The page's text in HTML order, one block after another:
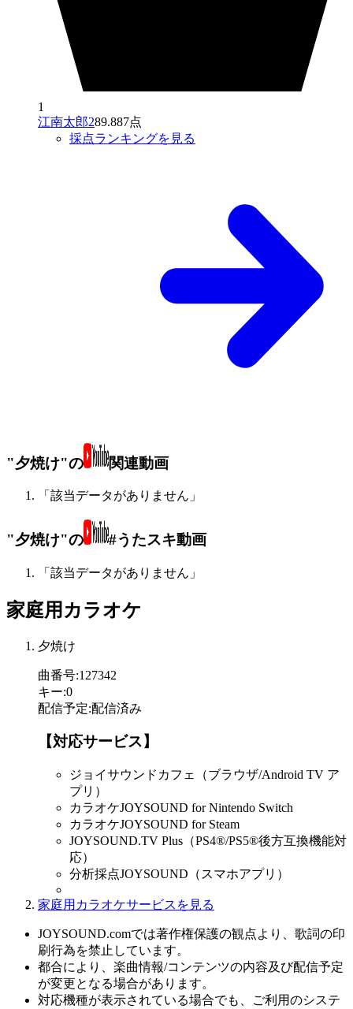
1
江南太郎289.887点
採点ランキングを見る
"夕焼け"の 関連動画
「該当データがありません」
"夕焼け"の #うたスキ動画
「該当データがありません」
家庭用カラオケ
夕焼け
曲番号:127342
キー:0
配信予定:配信済み
【対応サービス】
ジョイサウンドカフェ（ブラウザ/Android TV ア
プリ）
カラオケJOYSOUND for Nintendo Switch
カラオケJOYSOUND for Steam
JOYSOUND.TV Plus（PS4®/PS5®後方互換機能対
応）
分析採点JOYSOUND（スマホアプリ）
家庭用カラオケサービスを見る
JOYSOUND.comでは著作権保護の観点より、歌詞の印
刷行為を禁止しています。
都合により、楽曲情報/コンテンツの内容及び配信予定
が変更となる場合があります。
対応機種が表示されている場合でも、ご利用のシステ